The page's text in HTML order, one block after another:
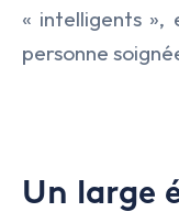
« intelligents »,
personne
Un large